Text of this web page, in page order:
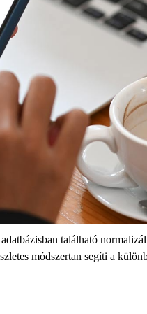
található
módszertan segíti a